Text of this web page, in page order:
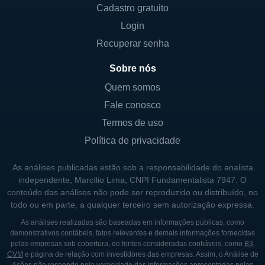
governo não é predominante, refletindo uma
distribuição diversificada de ações entre os
Além de seu corpo de acionistas, a empresa
conta com um conselho de administração
que supervisiona suas operações e direções
estratégicas, contribuindo para o foco em
produtos e serviços. Essa estrutura
organizacional permitirá que a iRadimed
mantenha seu compromisso com a
qualidade e a inovação, elementos
essenciais para seu sucesso no mercado
competitivo de tecnologia médica.
HISTÓRICO E EVOLUÇÃO
Cadastro gratuito
Login
Recuperar senha
Sobre nós
Quem somos
Fale conosco
Termos de uso
Política de privacidade
As análises publicadas estão sob a responsabilidade do analista
independente, Marcílio Lima, CNPI Fundamentalista 7947. O
conteúdo das análises não pode ser reproduzido ou distribuído, no
todo ou em parte, a qualquer terceiro sem autorização expressa.
As análises realizadas são baseadas em informações públicas, como
demonstrativos contábeis, fatos relevantes e demais informações fornecidas
pelas empresas sob cobertura, de fontes consideradas confiáveis, como B3,
CVM e página de relação com investidores das empresas. Assim, o Análise de